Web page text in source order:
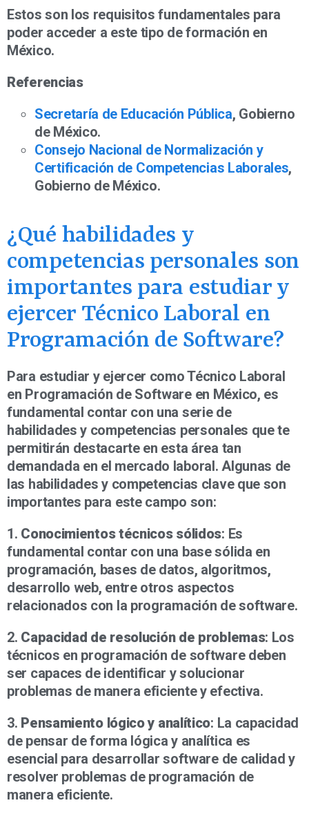
Estos son los requisitos fundamentales para
poder acceder a este tipo de formación en
México.
Referencias
Secretaría de Educación Pública, Gobierno
de México.
Consejo Nacional de Normalización y
Certificación de Competencias Laborales,
Gobierno de México.
¿Qué habilidades y
competencias personales son
importantes para estudiar y
ejercer Técnico Laboral en
Programación de Software?
Para estudiar y ejercer como Técnico Laboral
en Programación de Software en México, es
fundamental contar con una serie de
habilidades y competencias personales que te
permitirán destacarte en esta área tan
demandada en el mercado laboral. Algunas de
las habilidades y competencias clave que son
importantes para este campo son:
1. Conocimientos técnicos sólidos: Es
fundamental contar con una base sólida en
programación, bases de datos, algoritmos,
desarrollo web, entre otros aspectos
relacionados con la programación de software.
2. Capacidad de resolución de problemas: Los
técnicos en programación de software deben
ser capaces de identificar y solucionar
problemas de manera eficiente y efectiva.
3. Pensamiento lógico y analítico: La capacidad
de pensar de forma lógica y analítica es
esencial para desarrollar software de calidad y
resolver problemas de programación de
manera eficiente.